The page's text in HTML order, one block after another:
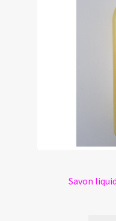
Savon